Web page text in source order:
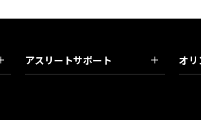
アスリートサポート オリ